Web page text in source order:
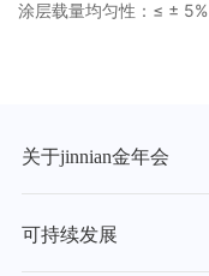
涂层载量均匀性：≤ ± 5%
关于jinnian金年会
可持续发展